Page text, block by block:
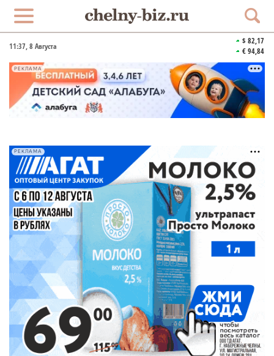
11:37, 8 Августа
$ 82,17
€ 94,84
РЕКЛАМА
РЕКЛАМА